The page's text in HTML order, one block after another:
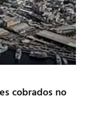
cobrados no